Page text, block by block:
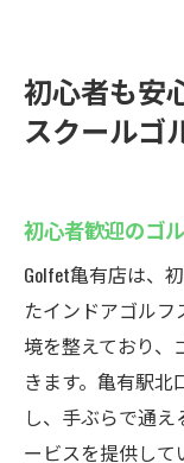
初心者も安
スクールゴ
初心者歓迎のゴ
Golfet亀有店は、
たインドアゴル
境を整えており、
きます。亀有駅北
し、手ぶらで通え
ービスを提供して